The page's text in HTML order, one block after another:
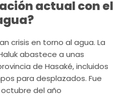
actual con el
crisis en torno al agua. La
abastece a unas
de Hasaké, incluidos
para desplazados. Fue
del año